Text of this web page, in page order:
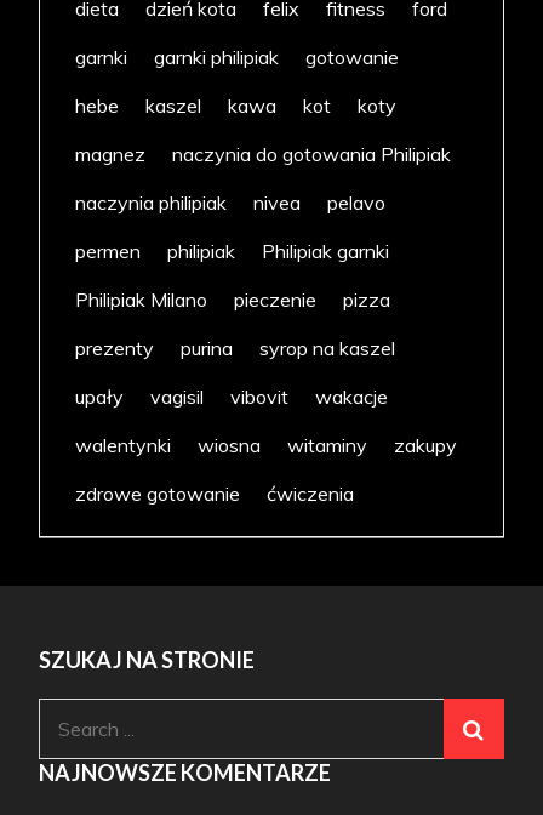
dieta
dzień kota felix fitness
ford
garnki
garnki philipiak
gotowanie
hebe
kaszel kawa kot
koty
magnez
naczynia do gotowania Philipiak
naczynia philipiak
nivea
pelavo
permen
philipiak
Philipiak garnki
Philipiak Milano
pieczenie
pizza
prezenty
purina
syrop na kaszel
upały
vagisil vibovit
wakacje
walentynki
wiosna witaminy
zakupy
zdrowe gotowanie
ćwiczenia
SZUKAJ NA STRONIE
NAJNOWSZE KOMENTARZE